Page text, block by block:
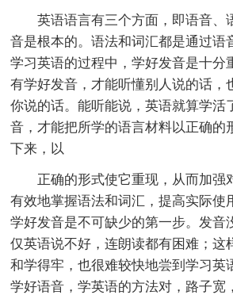
英语语言有三个方面，即语音、
音是根本的。语法和词汇都是通过语
学习英语的过程中，学好发音是十分
有学好发音，才能听懂别人说的话，
你说的话。能听能说，英语就算学活
音，才能把所学的语言材料以正确的
下来，以
正确的形式使它重现，从而加强
有效地掌握语法和词汇，提高实际使
学好发音是不可缺少的第一步。发音
仅英语说不好，连朗读都有困难；这
和学得牢，也很难较快地尝到学习英
学好语音，学英语的方法对，路子宽